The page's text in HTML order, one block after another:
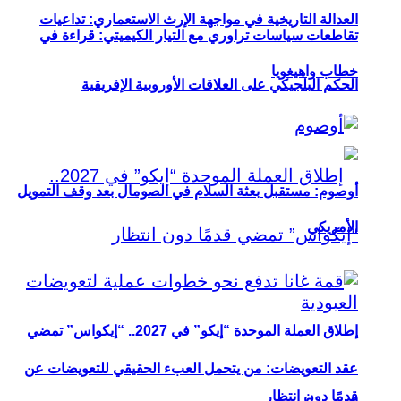
العدالة التاريخية في مواجهة الإرث الاستعماري: تداعيات
الحكم البلجيكي على العلاقات الأوروبية الإفريقية
إطلاق العملة الموحدة “إيكو” في 2027.. “إيكواس” تمضي
قدمًا دون انتظار
تقاطعات سياسات تراوري مع التيار الكيميتي: قراءة في
خطاب واهيغويا
أوصوم: مستقبل بعثة السلام في الصومال بعد وقف التمويل
الأمريكي
عقد التعويضات: من يتحمل العبء الحقيقي للتعويضات عن